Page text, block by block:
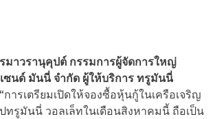
าวรานุคุปต์ กรรมการผู้จัดการใหญ่
ซนด์ มันนี่ จำกัด ผู้ให้บริการ ทรูมันนี่
การเตรียมเปิดให้จองซื้อหุ้นกู้ในเครือเจริญ
รูมันนี่ วอลเล็ทในเดือนสิงหาคมนี้ ถือเป็น